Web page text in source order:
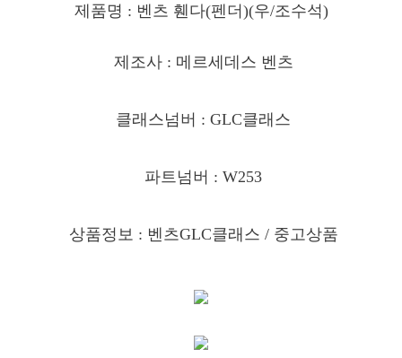
제품명 : 벤츠 휀다(펜더)(우/조수석)
제조사 : 메르세데스 벤츠
클래스넘버 : GLC클래스
파트넘버 : W253
상품정보 : 벤츠GLC클래스 / 중고상품